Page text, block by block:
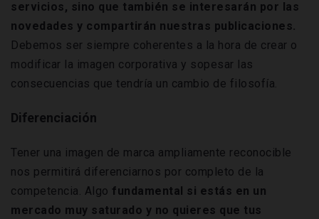
servicios, sino que también se interesarán por las
novedades y compartirán nuestras publicaciones.
Debemos ser siempre coherentes a la hora de crear o
modificar la imagen corporativa y sopesar las
consecuencias que tendría un cambio de filosofía.
Diferenciación
Tener una imagen de marca ampliamente reconocible
nos permitirá diferenciarnos por completo de la
competencia. Algo fundamental si estás en un
mercado muy saturado y no quieres que tus